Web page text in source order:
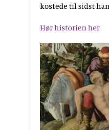
kostede til sidst
Hør historien her